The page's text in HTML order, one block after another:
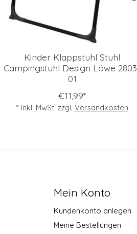
Kinder Klappstuhl Stuhl
Campingstuhl Design Löwe
01
€11,99*
* Inkl. MwSt. zzgl. Versandkosten
Mein Konto
Kundenkonto anlegen
Meine Bestellungen